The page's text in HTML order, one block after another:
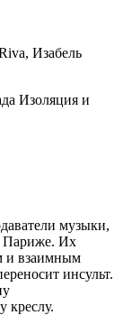
Изабель
Изоляция и
музыки,
Париже. Их
и взаимным
инсульт.
креслу.